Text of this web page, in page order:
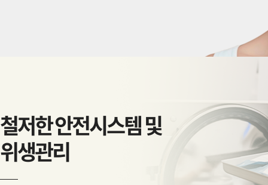
철저한 안전시스템 및
위생관리